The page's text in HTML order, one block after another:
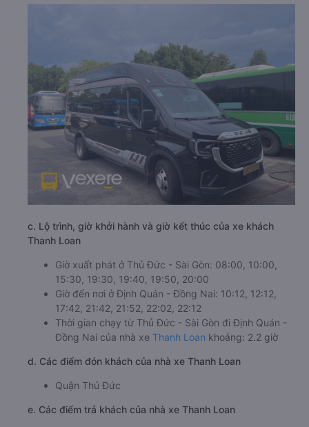
c. Lộ trình, giờ khởi hành và giờ kết thúc của xe khách
Thanh Loan
Giờ xuất phát ở Thủ Đức - Sài Gòn: 08:00, 10:00,
15:30, 19:30, 19:40, 19:50, 20:00
Giờ đến nơi ở Định Quán - Đồng Nai: 10:12, 12:12,
17:42, 21:42, 21:52, 22:02, 22:12
Thời gian chạy từ Thủ Đức - Sài Gòn đi Định Quán -
Đồng Nai của nhà xe Thanh Loan khoảng: 2.2 giờ
d. Các điểm đón khách của nhà xe Thanh Loan
Quận Thủ Đức
e. Các điểm trả khách của nhà xe Thanh Loan